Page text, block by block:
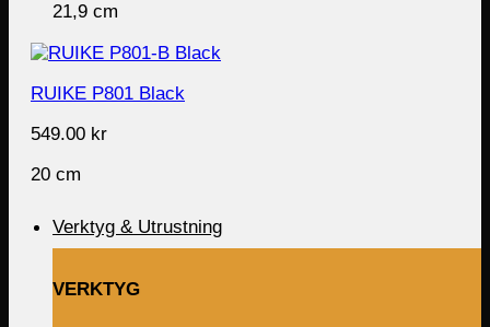
21,9 cm
RUIKE P801 Black
549.00 kr
20 cm
Verktyg & Utrustning
VERKTYG